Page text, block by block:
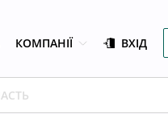
КОМПАНІЇ ВХІД